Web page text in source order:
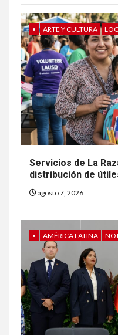
• ARTE Y CULTURA
Servicios de La
distribución de
agosto 7, 2026
• AMÉRICA LATINA